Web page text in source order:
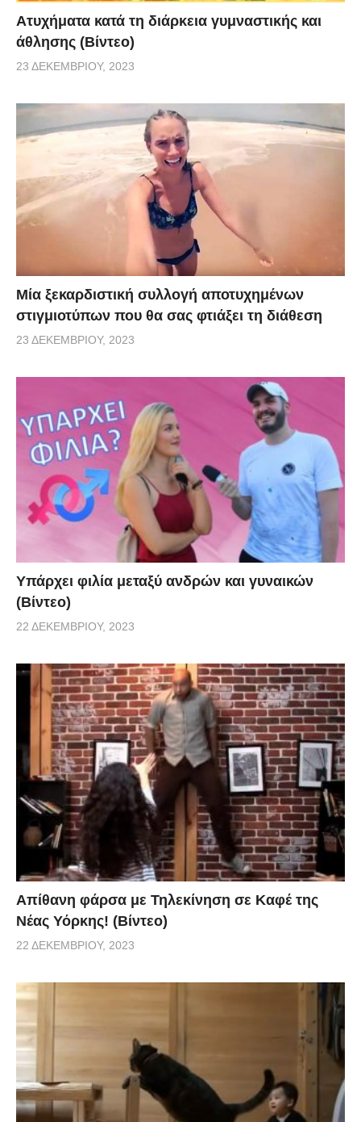
Aτυχήματα κατά τη διάρκεια γυμναστικής και
άθλησης (Βίντεο)
23 ΔΕΚΕΜΒΡΊΟΥ, 2023
Μία ξεκαρδιστική συλλογή αποτυχημένων
στιγμιοτύπων που θα σας φτιάξει τη διάθεση
23 ΔΕΚΕΜΒΡΊΟΥ, 2023
Υπάρχει φιλία μεταξύ ανδρών και γυναικών
(Βίντεο)
22 ΔΕΚΕΜΒΡΊΟΥ, 2023
Απίθανη φάρσα με Τηλεκίνηση σε Καφέ της
Νέας Υόρκης! (Βίντεο)
22 ΔΕΚΕΜΒΡΊΟΥ, 2023